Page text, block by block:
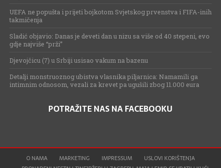
UEFA ne popušta i prijeti bojkotom Svjetskog prvenstva i FIFA-inih
takmičenja
Sladić objavio: Danas je deveti dan u nizu sa više od 40 stepeni, evo
gdje najviše “prži”
Djevojčicu (7) u Srbiji usisao vakum na bazenu
Detalji monstruoznog ubistva vlasnika piljarnica: Namamili ga
intimnim odnosom, vezali za krevet pa ugušili zbog 11.000 eura
POTRAŽITE NAS NA FACEBOOKU
O NAMA MARKETING IMPRESSUM
USLOVI KORIŠTENJA